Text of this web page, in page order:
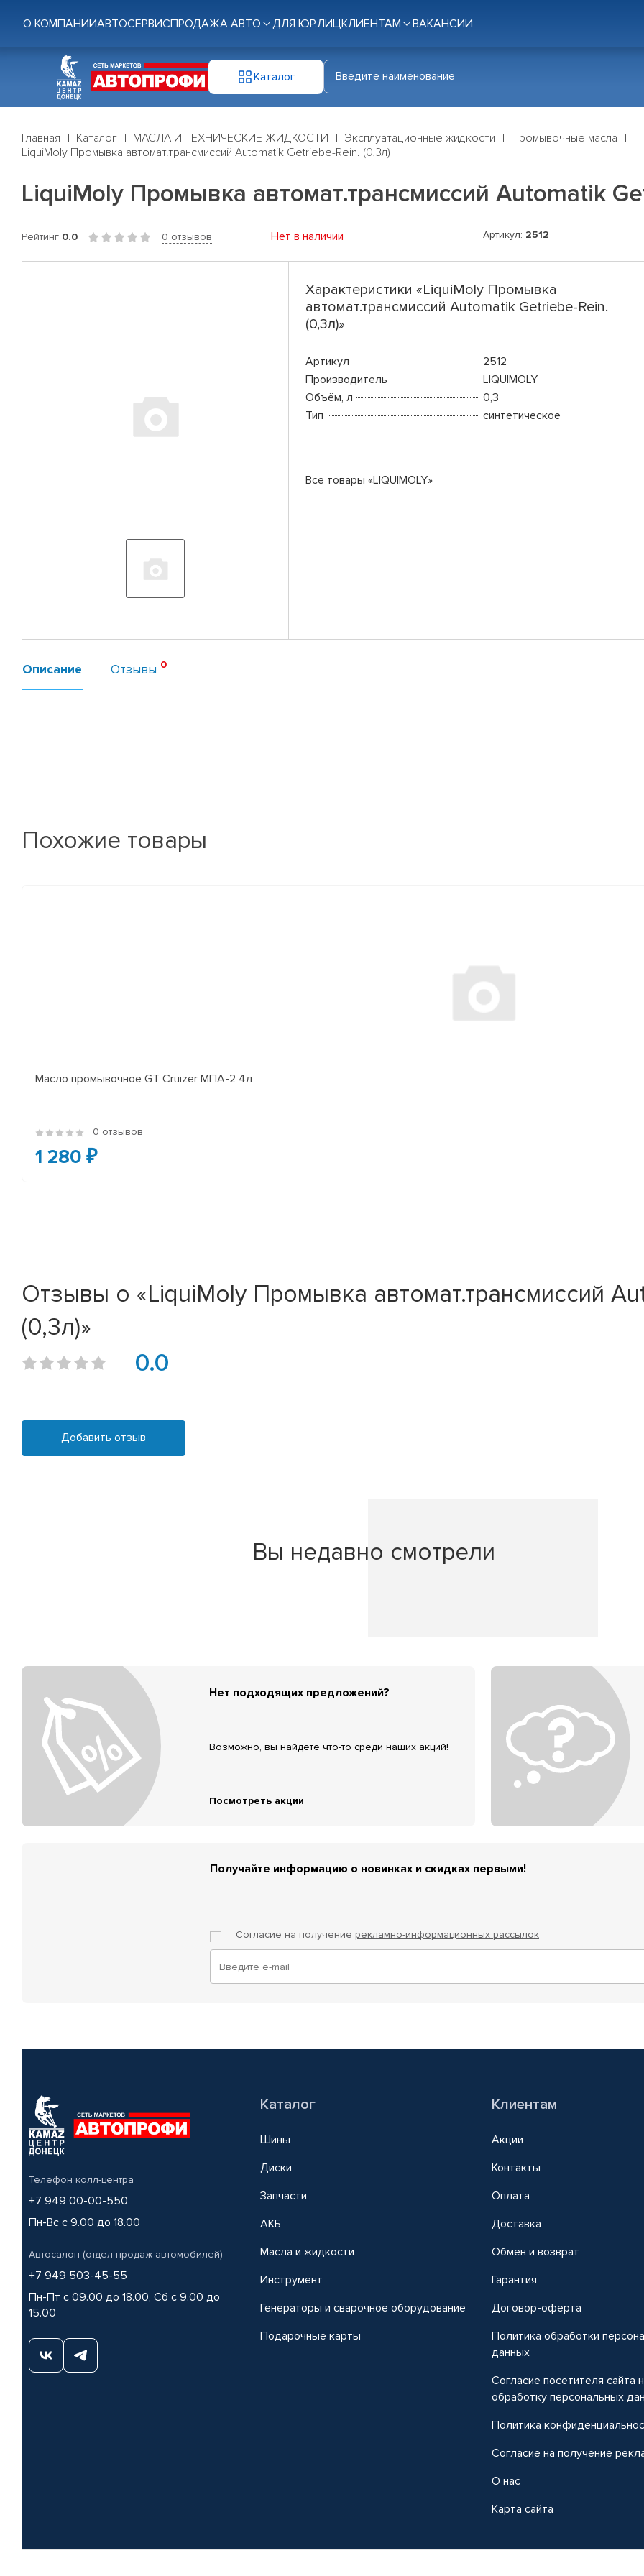
О КОМПАНИИАВТОСЕРВИСПРОДАЖА АВТО ДЛЯ ЮР.ЛИЦКЛИЕНТАМ ВАКАНСИИ
Каталог
Главная Каталог МАСЛА И ТЕХНИЧЕСКИЕ ЖИДКОСТИ Эксплуатационные жидкости
Промывочные масла
LiquiMoly Промывка автомат.трансмиссий Automatik Getriebe-Rein. (0,3л)
LiquiMoly Промывка автомат.трансмиссий Automatik
Рейтинг 0.0 0 отзывов Нет в наличии Артикул: 2512
Характеристики «LiquiMoly Промывка
автомат.трансмиссий Automatik Getriebe-Rein.
(0,3л)»
Артикул
2512
Производитель
LIQUIMOLY
Объём, л
0,3
Тип
синтетическое
Все товары «LIQUIMOLY»
Описание Отзывы
Похожие товары
Масло промывочное GT Cruizer МПА-2 4л
0 отзывов
1 280 ₽
Отзывы о «LiquiMoly Промывка автомат.трансмиссий
(0,3л)»
0.0
Добавить отзыв
Вы недавно смотрели
Нет подходящих предложений?
Возможно, вы найдёте что-то среди наших акций!
Посмотреть акции
Получайте информацию о новинках и скидках первыми!
Согласие на получение рекламно-информационных рассылок
Телефон колл-центра
+7 949 00-00-550
Пн-Вс с 9.00 до 18.00
Автосалон (отдел продаж автомобилей)
+7 949 503-45-55
Пн-Пт с 09.00 до 18.00, Сб с 9.00 до
15.00
Каталог
Шины
Диски
Запчасти
АКБ
Масла и жидкости
Инструмент
Генераторы и сварочное оборудование
Подарочные карты
Клиентам
Акции
Контакты
Оплата
Доставка
Обмен и возврат
Гарантия
Договор-оферта
Политика обработки
данных
Согласие посетителя сайта
обработку персональных
Политика
Согласие на получение
О нас
Карта сайта